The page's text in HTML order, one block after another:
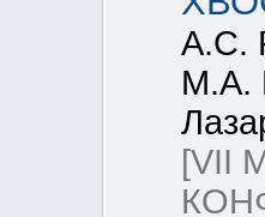
А.С.
М.А.
[VII